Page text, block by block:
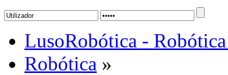
LusoRobótica -
Robótica »